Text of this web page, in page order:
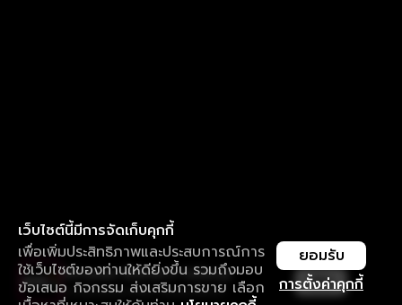
เว็บไซต์นี้มีการจัดเก็บคุกกี้
เพื่อเพิ่มประสิทธิภาพและประสบการณ์การ
ใช้เว็บไซต์ของท่านให้ดียิ่งขึ้น รวมถึงมอบ
ข้อเสนอ กิจกรรม ส่งเสริมการขาย เลือก
การตั้งค่าคุกกี้
ยอมรับ
ใช้งานแอป ลื่นไหลกว่า ไม่มีสะดุด
ดาวน์โหลดแอปเพื่อการรับชมที่ดีกว่า เปิด